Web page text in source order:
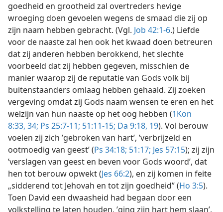
goedheid en grootheid zal overtreders hevige
wroeging doen gevoelen wegens de smaad die zij op
zijn naam hebben gebracht. (Vgl. Job 42:1-6.) Liefde
voor de naaste zal hen ook het kwaad doen betreuren
dat zij anderen hebben berokkend, het slechte
voorbeeld dat zij hebben gegeven, misschien de
manier waarop zij de reputatie van Gods volk bij
buitenstaanders omlaag hebben gehaald. Zij zoeken
vergeving omdat zij Gods naam wensen te eren en het
welzijn van hun naaste op het oog hebben (1Kon
8:33, 34; Ps 25:7-11; 51:11-15; Da 9:18, 19). Vol berouw
voelen zij zich ’gebroken van hart’, ’verbrijzeld en
ootmoedig van geest’ (Ps 34:18; 51:17; Jes 57:15); zij zijn
’verslagen van geest en beven voor Gods woord’, dat
hen tot berouw opwekt (Jes 66:2), en zij komen in feite
„sidderend tot Jehovah en tot zijn goedheid” (Ho 3:5).
Toen David een dwaasheid had begaan door een
volkstelling te laten houden, ’ging zijn hart hem slaan’.